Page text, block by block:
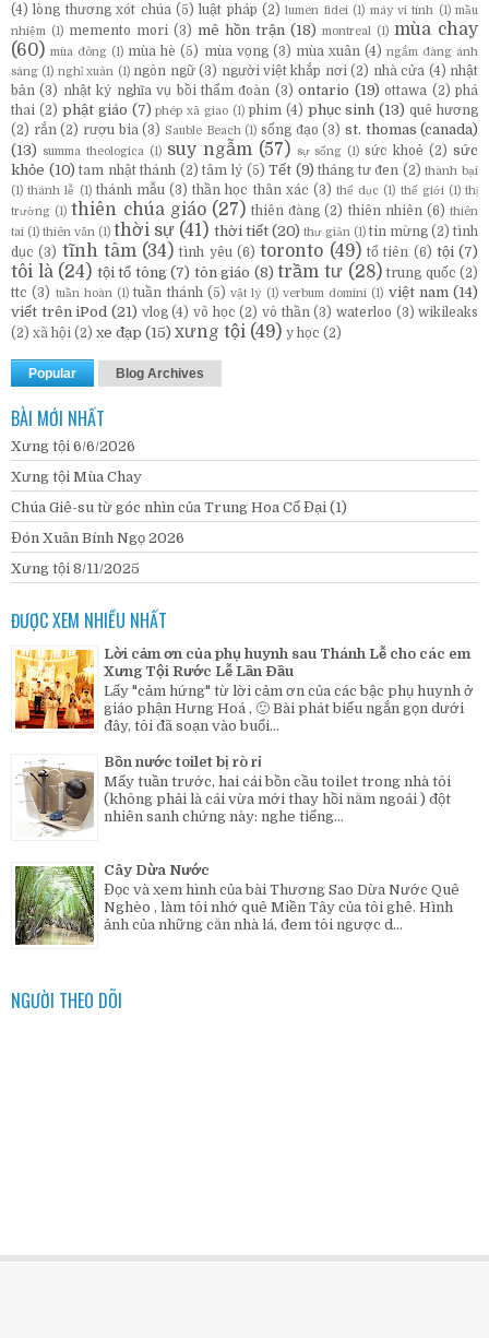
(4) lòng thương xót chúa (5) luật pháp (2) lumen fidei (1) máy vi tính (1) mầu
nhiệm
(1) memento mori (3) mê hồn trận (18) montreal (1) mùa chay
(60) mùa đông (1) mùa hè (5) mùa vọng (3) mùa xuân (4) ngắm đàng ánh
sáng (1) nghỉ xuân (1) ngôn ngữ (3) người việt khắp nơi (2) nhà cửa (4) nhật
bản (3) nhật ký nghĩa vụ bồi thẩm đoàn (3) ontario (19) ottawa (2) phá
thai (2) phật giáo (7) phép xã giao (1) phim (4) phục sinh (13) quê hương
(2) rắn (2) rượu bia (3) Sauble Beach (1) sống đạo (3) st. thomas (canada)
(13)
summa theologica (1) suy ngẫm (57) sự sống (1) sức khoẻ (2) sức
khỏe (10) tam nhật thánh (2) tâm lý (5) Tết (9) tháng tư đen (2) thành bại
(1) thánh lễ (1) thánh mẫu (3) thần học thân xác (3) thể dục (1) thế giới (1) thị
trường (1) thiên chúa giáo (27) thiên đàng (2) thiên nhiên (6) thiên
tai (1) thiên văn (1) thời sự (41) thời tiết (20) thư giản (1) tin mừng (2) tình
dục (3) tĩnh tâm (34) tình yêu (6) toronto (49) tổ tiên (6) tội (7)
tôi là (24) tội tổ tông (7) tôn giáo (8) trầm tư (28) trung quốc (2)
ttc (3) tuần hoàn (1) tuần thánh (5) vật lý (1) verbum domini (1) việt nam (14)
viết trên iPod (21) vlog (4) võ học (2) vô thần (3) waterloo (3) wikileaks
(2) xã hội (2) xe đạp (15) xưng tội (49) y học (2)
Popular Blog Archives
BÀI MỚI NHẤT
Xưng tội 6/6/2026
Xưng tội Mùa Chay
Chúa Giê-su từ góc nhìn của Trung Hoa Cổ Đại (1)
Đón Xuân Bính Ngọ 2026
Xưng tội 8/11/2025
ĐƯỢC XEM NHIỀU NHẤT
Lời cảm ơn của phụ huynh sau Thánh Lễ cho các em
Xưng Tội Rước Lễ Lần Đầu
Lấy "cảm hứng" từ lời cảm ơn của các bậc phụ huynh ở
giáo phận Hưng Hoá , 🙂 Bài phát biểu ngắn gọn dưới
đây, tôi đã soạn vào buổi...
Bồn nước toilet bị rò rỉ
Mấy tuần trước, hai cái bồn cầu toilet trong nhà tôi
(không phải là cái vừa mới thay hồi năm ngoái ) đột
nhiên sanh chứng này: nghe tiếng...
Cây Dừa Nước
Đọc và xem hình của bài Thương Sao Dừa Nước Quê
Nghèo , làm tôi nhớ quê Miền Tây của tôi ghê. Hình
ảnh của những căn nhà lá, đem tôi ngược d...
NGƯỜI THEO DÕI